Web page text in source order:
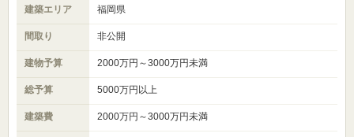
建築エリア 福岡県
間取り 非公開
建物予算 2000万円～3000万円未満
総予算 5000万円以上
建築費 2000万円～3000万円未満